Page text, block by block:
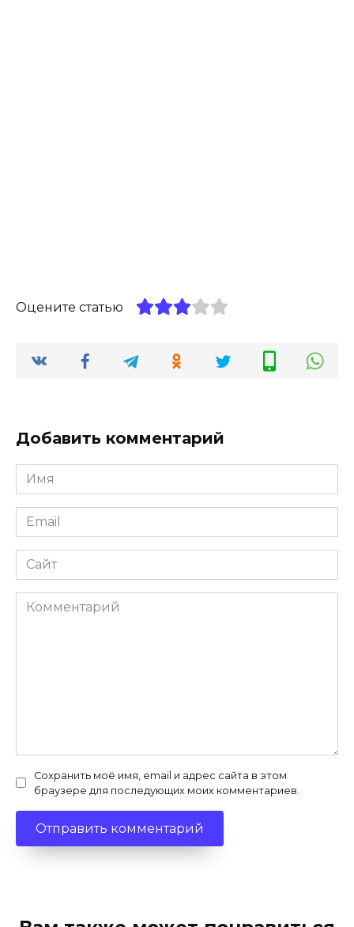
Оцените статью
Добавить комментарий
Имя
*
Email
*
Сайт
Комментарий
Сохранить моё имя, email и адрес сайта в этом
браузере для последующих моих комментариев.